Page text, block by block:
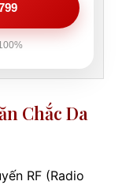
Chắc Da
RF (Radio